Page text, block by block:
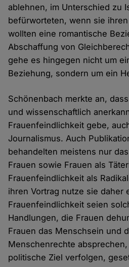
ablehnen, im Unterschied zu
befürworteten, wenn sie
wollten eine romantische
Abschaffung von
gehe es hingegen nicht um
Beziehung, sondern um ein
Schönenbach merkte an,
und wissenschaftlich
Frauenfeindlichkeit gebe,
Journalismus. Auch
behandelten meistens nur
Frauen sowie Frauen als
Frauenfeindlichkeit als
ihren Vortrag nutze sie daher
Frauenfeindlichkeit seien
Handlungen, die Frauen
Frauen das Menschsein und
Menschenrechte
politische Ziel verfolgen,